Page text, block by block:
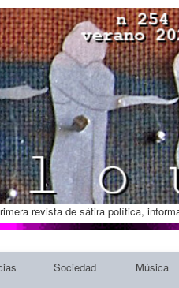
revista de sátira política,
Sociedad Música